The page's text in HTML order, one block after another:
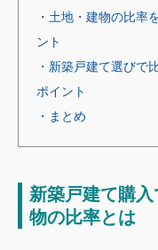
・土地・建物の比率
ント
・新築戸建て選びで
ポイント
・まとめ
新築戸建て購
物の比率とは